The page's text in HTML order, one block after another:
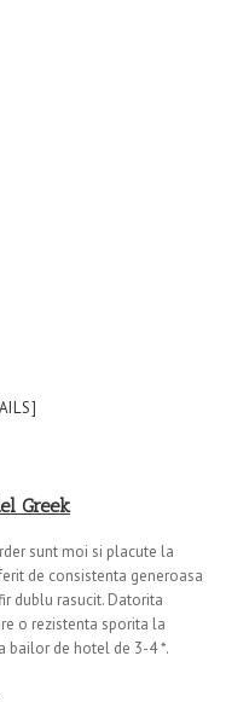
Greek
sunt moi si placute la
de consistenta generoasa
dublu rasucit. Datorita
o rezistenta sporita la
de hotel de 3-4 *.